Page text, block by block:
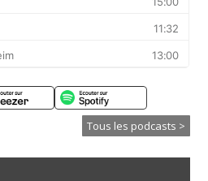
Tous les podcasts >